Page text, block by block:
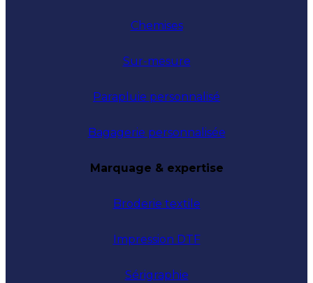
Chemises
Sur-mesure
Parapluie personnalisé
Bagagerie personnalisée
Marquage & expertise
Broderie textile
Impression DTF
Sérigraphie